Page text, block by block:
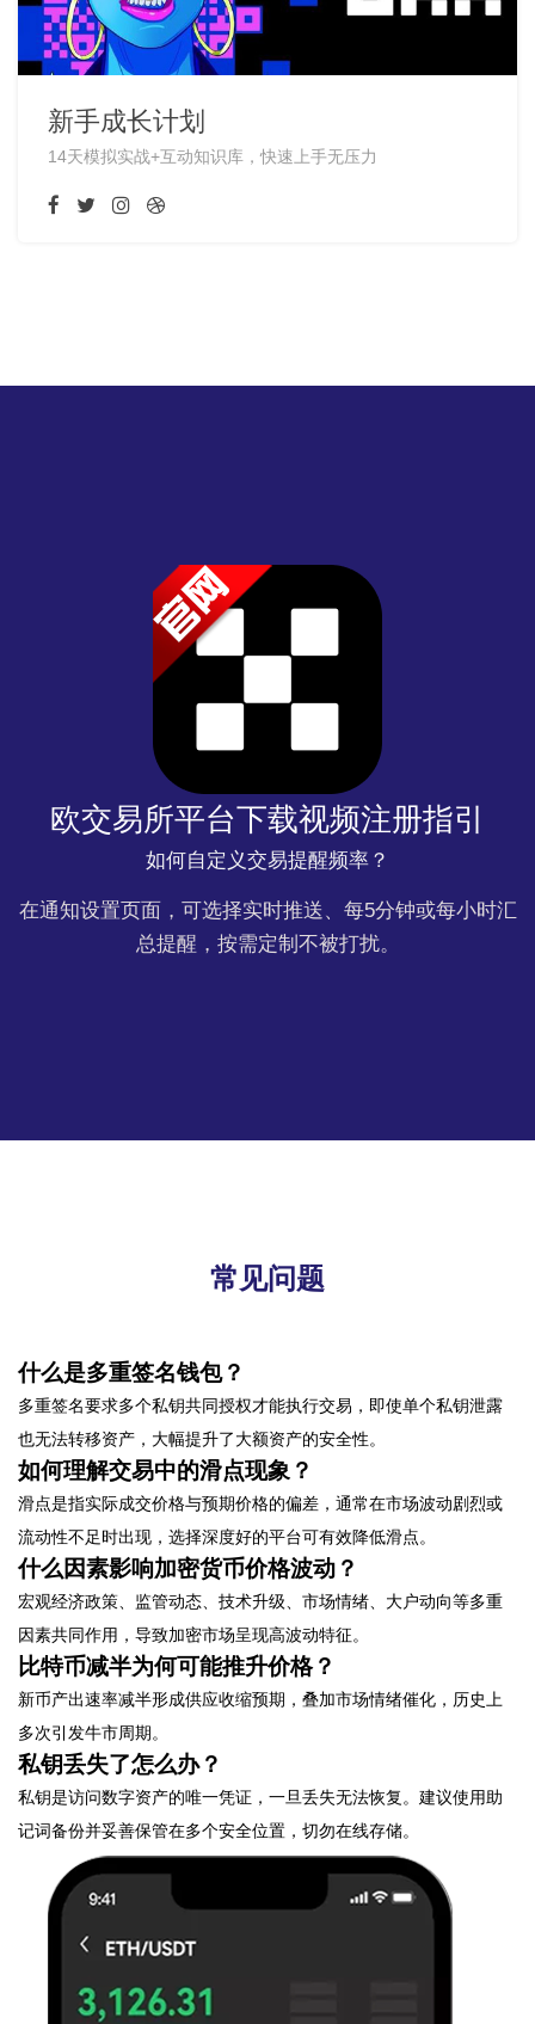
新手成长计划
14天模拟实战+互动知识库，快速上手无压力
欧交易所平台下载视频注册指引
如何自定义交易提醒频率？
在通知设置页面，可选择实时推送、每5分钟或每小时汇
总提醒，按需定制不被打扰。
常见问题
什么是多重签名钱包？
多重签名要求多个私钥共同授权才能执行交易，即使单个私钥泄露
也无法转移资产，大幅提升了大额资产的安全性。
如何理解交易中的滑点现象？
滑点是指实际成交价格与预期价格的偏差，通常在市场波动剧烈或
流动性不足时出现，选择深度好的平台可有效降低滑点。
什么因素影响加密货币价格波动？
宏观经济政策、监管动态、技术升级、市场情绪、大户动向等多重
因素共同作用，导致加密市场呈现高波动特征。
比特币减半为何可能推升价格？
新币产出速率减半形成供应收缩预期，叠加市场情绪催化，历史上
多次引发牛市周期。
私钥丢失了怎么办？
私钥是访问数字资产的唯一凭证，一旦丢失无法恢复。建议使用助
记词备份并妥善保管在多个安全位置，切勿在线存储。